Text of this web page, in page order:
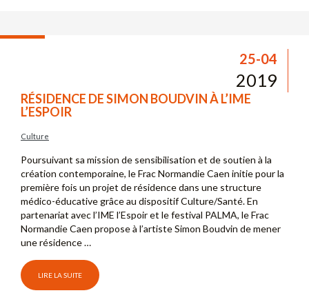
25-04
2019
RÉSIDENCE DE SIMON BOUDVIN À L’IME
L’ESPOIR
Culture
Poursuivant sa mission de sensibilisation et de soutien à la
création contemporaine, le Frac Normandie Caen initie pour la
première fois un projet de résidence dans une structure
médico-éducative grâce au dispositif Culture/Santé. En
partenariat avec l’IME l’Espoir et le festival PALMA, le Frac
Normandie Caen propose à l’artiste Simon Boudvin de mener
une résidence …
LIRE LA SUITE